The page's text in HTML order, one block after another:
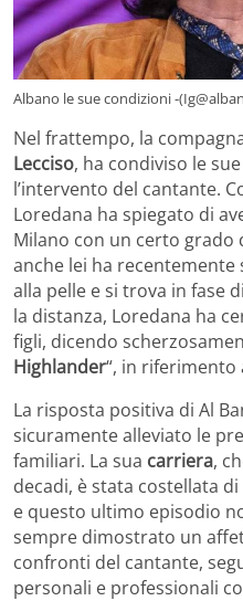
Albano le sue condizioni -
Nel frattempo, la
Lecciso, ha condiviso le
l’intervento del cantante.
Loredana ha spiegato di
Milano con un certo grado
anche lei ha recentemente
alla pelle e si trova in fase
la distanza, Loredana ha
figli, dicendo
Highlander“, in riferimento
La risposta positiva di Al
sicuramente alleviato le
familiari. La sua carriera,
decadi, è stata costellata
e questo ultimo episodio
sempre dimostrato un
confronti del cantante,
personali e professionali